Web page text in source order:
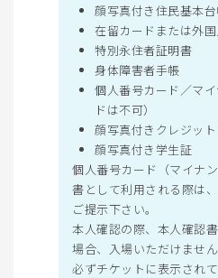
顔写真付き住民基本台
在留カードまたは外
特別永住者証明書
身体障害者手帳
個人番号カード／マ
ドは不可）
顔写真付きクレジット
顔写真付き学生証
個人番号カード（マイナ
書として利用される際は
ご提示下さい。
本人確認の際、本人確認
場合、入場いただけませ
必ずチケットに表示され